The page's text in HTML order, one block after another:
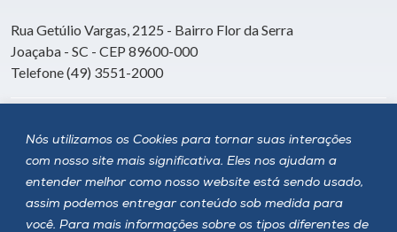
Nós utilizamos os Cookies para tornar suas interações
com nosso site mais significativa. Eles nos ajudam a
entender melhor como nosso website está sendo usado,
assim podemos entregar conteúdo sob medida para
você. Para mais informações sobre os tipos diferentes de
Rua Getúlio Vargas, 2125 - Bairro Flor da Serra
Joaçaba - SC - CEP 89600-000
Telefone (49) 3551-2000
Siga a Unoesc